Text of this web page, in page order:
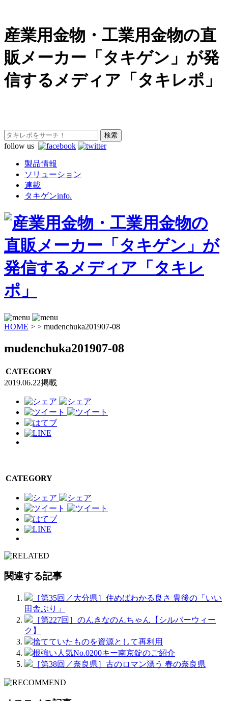
産業用金物・工業用金物の直
販メーカー「タキゲン」が発
信するメディア「タキレポ」
follow us
製品情報
ソリューション
連載
タキゲンinfo.
HOME > > mudenchuka201907-08
mudenchuka201907-08
CATEGORY
2019.06.22掲載
CATEGORY
関連する記事
［第35回／大分県］住めばわかる良さ 豊後の「いい
田舎ぶり」
［第227回］のんきなのんちゃん【シルバーウィー
ク】
捨てていたものを資源として再利用
根強い人気No.0200キー南京錠のご紹介
［第38回／奈良県］古のロマン漂う 春の奈良県